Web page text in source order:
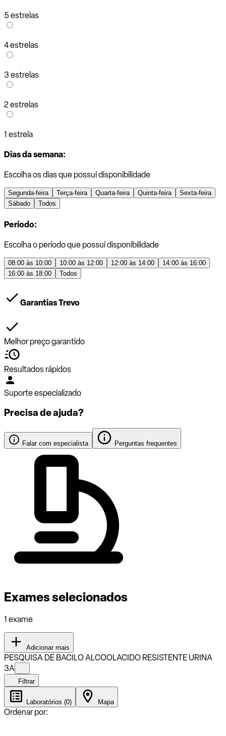
5 estrelas
4 estrelas
3 estrelas
2 estrelas
1 estrela
Dias da semana:
Escolha os dias que possui disponibilidade
Segunda-feira Terça-feira Quarta-feira Quinta-feira
Sexta-feira
Sábado
Todos
Período:
Escolha o período que possui disponibilidade
08:00 às 10:00 10:00 às 12:00 12:00 às 14:00
14:00 às 16:00
16:00 às 18:00
Todos
Garantias Trevo
Melhor preço garantido
Resultados rápidos
Suporte especializado
Precisa de ajuda?
Falar com especialista Perguntas frequentes
Exames selecionados
1 exame
Adicionar mais
PESQUISA DE BACILO ALCOOLACIDO RESISTENTE URINA
3A
Filtrar
Laboratórios (0) Mapa
Ordenar por: